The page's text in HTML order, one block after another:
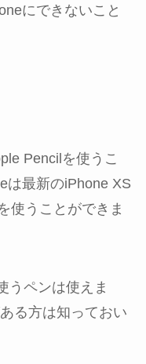
にできないこと
Pencilを使うこ
は最新のiPhone XS
使うことができま
うペンは使えま
る方は知っておい